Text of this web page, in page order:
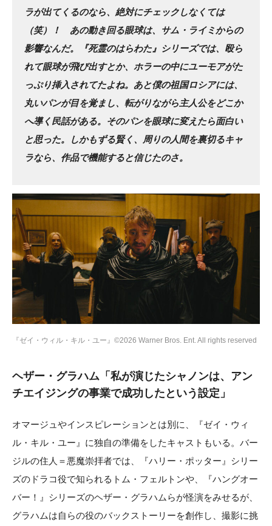
ラが出てくるのなら、絶対にチェックしなくては
（笑）！ あの動き回る眼球は、サム・ライミからの
影響なんだ。『死霊のはらわた』シリーズでは、殴ら
れて眼球が飛び出すとか、ホラーの中にユーモアがた
っぷり挿入されてたよね。あと僕の祖国ロシアには、
丸いパンが目を覚まし、転がりながら主人公をどこか
へ導く民話がある。そのパンを眼球に変えたら面白い
と思った。しかもずる賢く、周りの人間を裏切るキャ
ラなら、作品で機能すると信じたのさ。
『ゼイ・ウィル・キル・ユー』©2026 Warner Bros. Ent. All rights reserved
ヘザー・グラハム「私が演じたシャノンは、アン
チエイジングの事業で成功したという設定」
オマージュやインスピレーションとは別に、『ゼイ・ウィ
ル・キル・ユー』に独自の準備をしたキャストもいる。バー
ジルの住人＝悪魔崇拝者では、『ハリー・ポッター』シリー
ズのドラコ役で知られるトム・フェルトンや、『ハングオー
バー！』シリーズのヘザー・グラハムらが怪演をみせるが、
グラハムは自らの役のバックストーリーを創作し、撮影に挑